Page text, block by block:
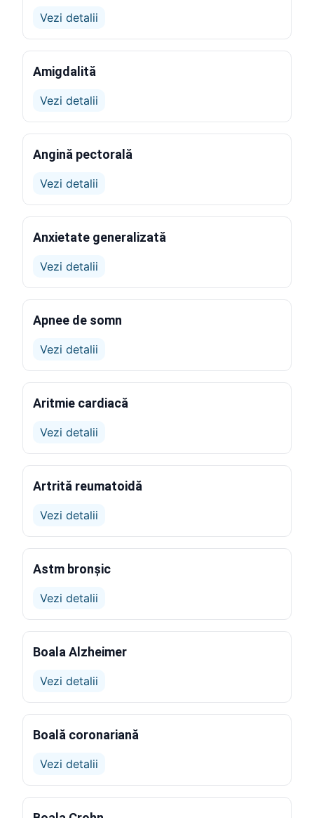
Vezi detalii
Amigdalită
Vezi detalii
Angină pectorală
Vezi detalii
Anxietate generalizată
Vezi detalii
Apnee de somn
Vezi detalii
Aritmie cardiacă
Vezi detalii
Artrită reumatoidă
Vezi detalii
Astm bronșic
Vezi detalii
Boala Alzheimer
Vezi detalii
Boală coronariană
Vezi detalii